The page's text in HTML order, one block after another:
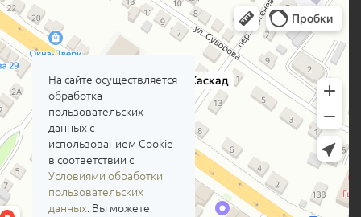
На сайте осуществляется
обработка
пользовательских
данных с
использованием Cookie
в соответствии с
Условиями обработки
пользовательских
данных. Вы можете